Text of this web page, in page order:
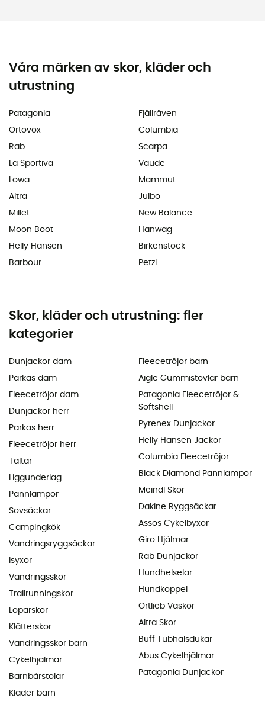
Våra märken av skor, kläder och
utrustning
Patagonia
Ortovox
Rab
La Sportiva
Lowa
Altra
Millet
Moon Boot
Helly Hansen
Barbour
Fjällräven
Columbia
Scarpa
Vaude
Mammut
Julbo
New Balance
Hanwag
Birkenstock
Petzl
Skor, kläder och utrustning: fler
kategorier
Dunjackor dam
Parkas dam
Fleecetröjor dam
Dunjackor herr
Parkas herr
Fleecetröjor herr
Tältar
Liggunderlag
Pannlampor
Sovsäckar
Campingkök
Vandringsryggsäckar
Isyxor
Vandringsskor
Trailrunningskor
Löparskor
Klätterskor
Vandringsskor barn
Cykelhjälmar
Barnbärstolar
Kläder barn
Fleecetröjor barn
Aigle Gummistövlar barn
Patagonia Fleecetröjor &
Softshell
Pyrenex Dunjackor
Helly Hansen Jackor
Columbia Fleecetröjor
Black Diamond Pannlampor
Meindl Skor
Dakine Ryggsäckar
Assos Cykelbyxor
Giro Hjälmar
Rab Dunjackor
Hundhelselar
Hundkoppel
Ortlieb Väskor
Altra Skor
Buff Tubhalsdukar
Abus Cykelhjälmar
Patagonia Dunjackor